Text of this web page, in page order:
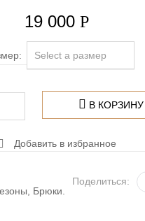
19 000 Р
В КОРЗИНУ
Добавить в избранное
Брюки.
Поделиться: